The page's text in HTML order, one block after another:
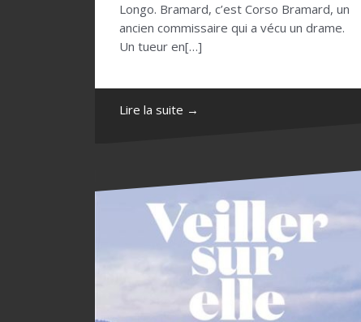
Longo. Bramard, c’est Corso Bramard, un
ancien commissaire qui a vécu un drame.
Un tueur en[…]
Lire la suite →